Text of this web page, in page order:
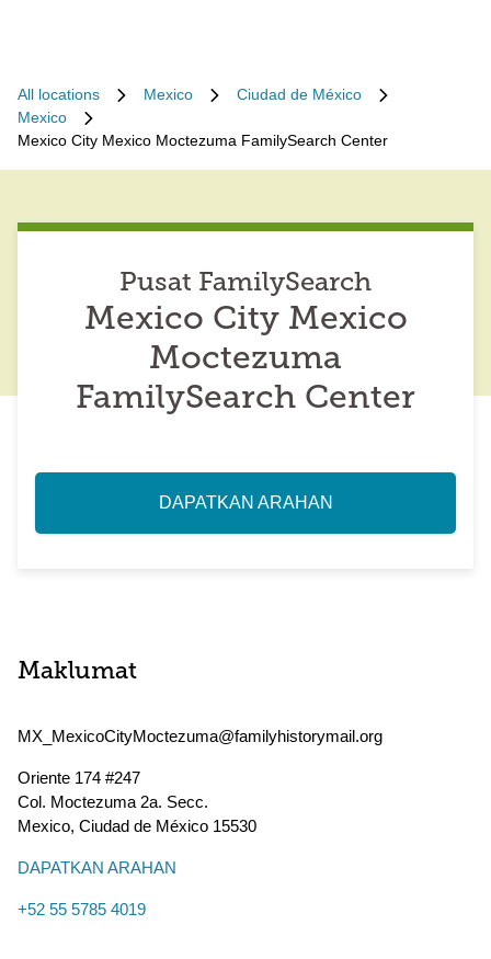
All locations Mexico
Ciudad de México
Mexico
Mexico City Mexico Moctezuma FamilySearch Center
Pusat FamilySearch
Mexico City Mexico
Moctezuma
FamilySearch Center
DAPATKAN ARAHAN
Maklumat
MX_MexicoCityMoctezuma@familyhistorymail.org
Oriente 174 #247
Col. Moctezuma 2a. Secc.
Mexico, Ciudad de México 15530
DAPATKAN ARAHAN
+52 55 5785 4019